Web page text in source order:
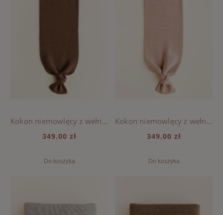
Kokon niemowlęcy z wełny merino Hvid - Mocha
349,00 zł
Do koszyka
Kokon niemowlęcy z wełny merino Hvid - Apricot
349,00 zł
Do koszyka